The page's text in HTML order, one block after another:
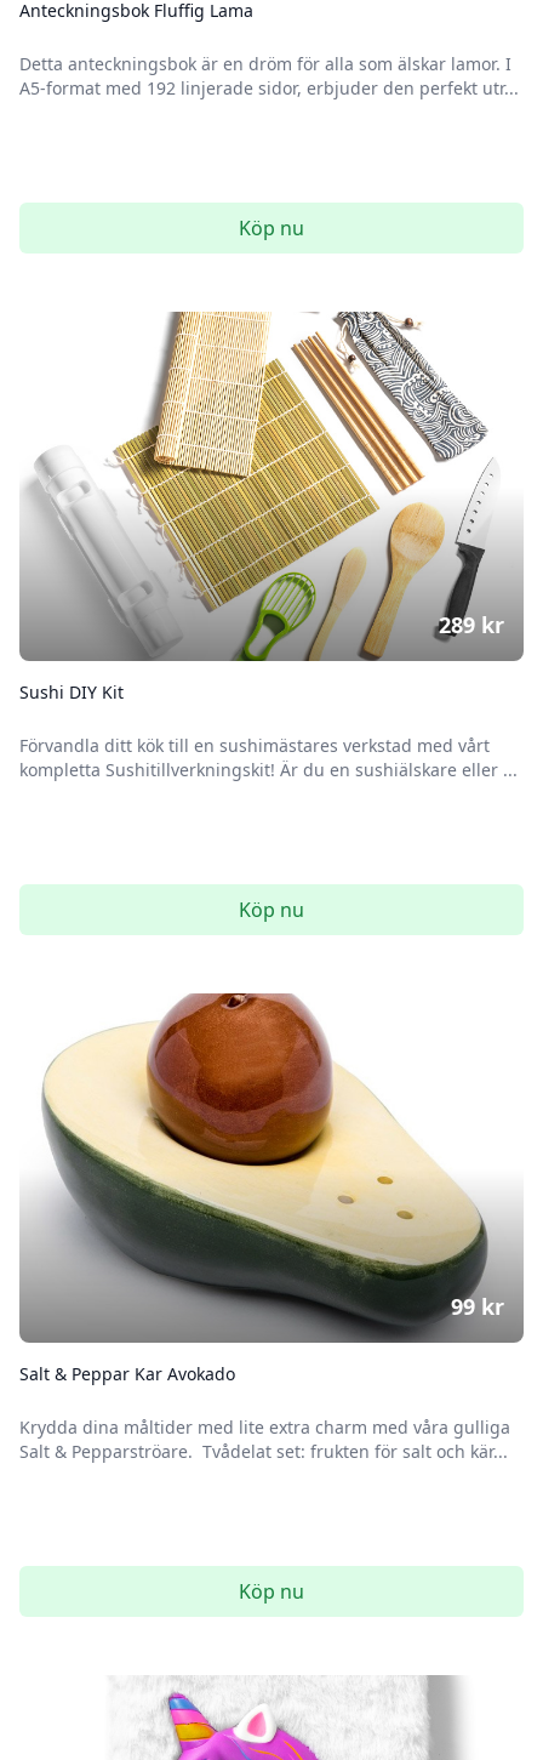
Anteckningsbok Fluffig Lama
Detta anteckningsbok är en dröm för alla som älskar lamor. I
A5-format med 192 linjerade sidor, erbjuder den perfekt utr...
Köp nu
Sushi DIY Kit
Förvandla ditt kök till en sushimästares verkstad med vårt
kompletta Sushitillverkningskit! Är du en sushiälskare eller ...
289 kr
Köp nu
Salt & Peppar Kar Avokado
Krydda dina måltider med lite extra charm med våra gulliga
Salt & Pepparströare. Tvådelat set: frukten för salt och kär...
99 kr
Köp nu